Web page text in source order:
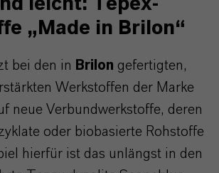
„Made in Brilon“
bei den in Brilon gefertigten,
Werkstoffen der Marke
neue Verbundwerkstoffe, deren
oder biobasierte Rohstoffe
hierfür ist das unlängst in den